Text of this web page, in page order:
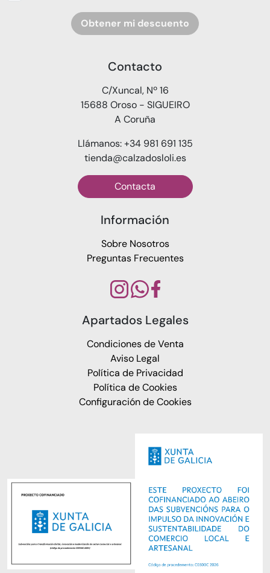
Obtener mi descuento
Contacto
C/Xuncal, Nº 16
15688 Oroso - SIGUEIRO
A Coruña
Llámanos: +34 981 691 135
tienda@calzadosloli.es
Contacta
Información
Sobre Nosotros
Preguntas Frecuentes
Apartados Legales
Condiciones de Venta
Aviso Legal
Política de Privacidad
Política de Cookies
Configuración de Cookies